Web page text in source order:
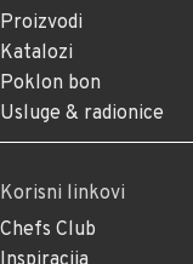
Proizvodi
Katalozi
Poklon bon
Usluge & radionice
Korisni linkovi
Chefs Club